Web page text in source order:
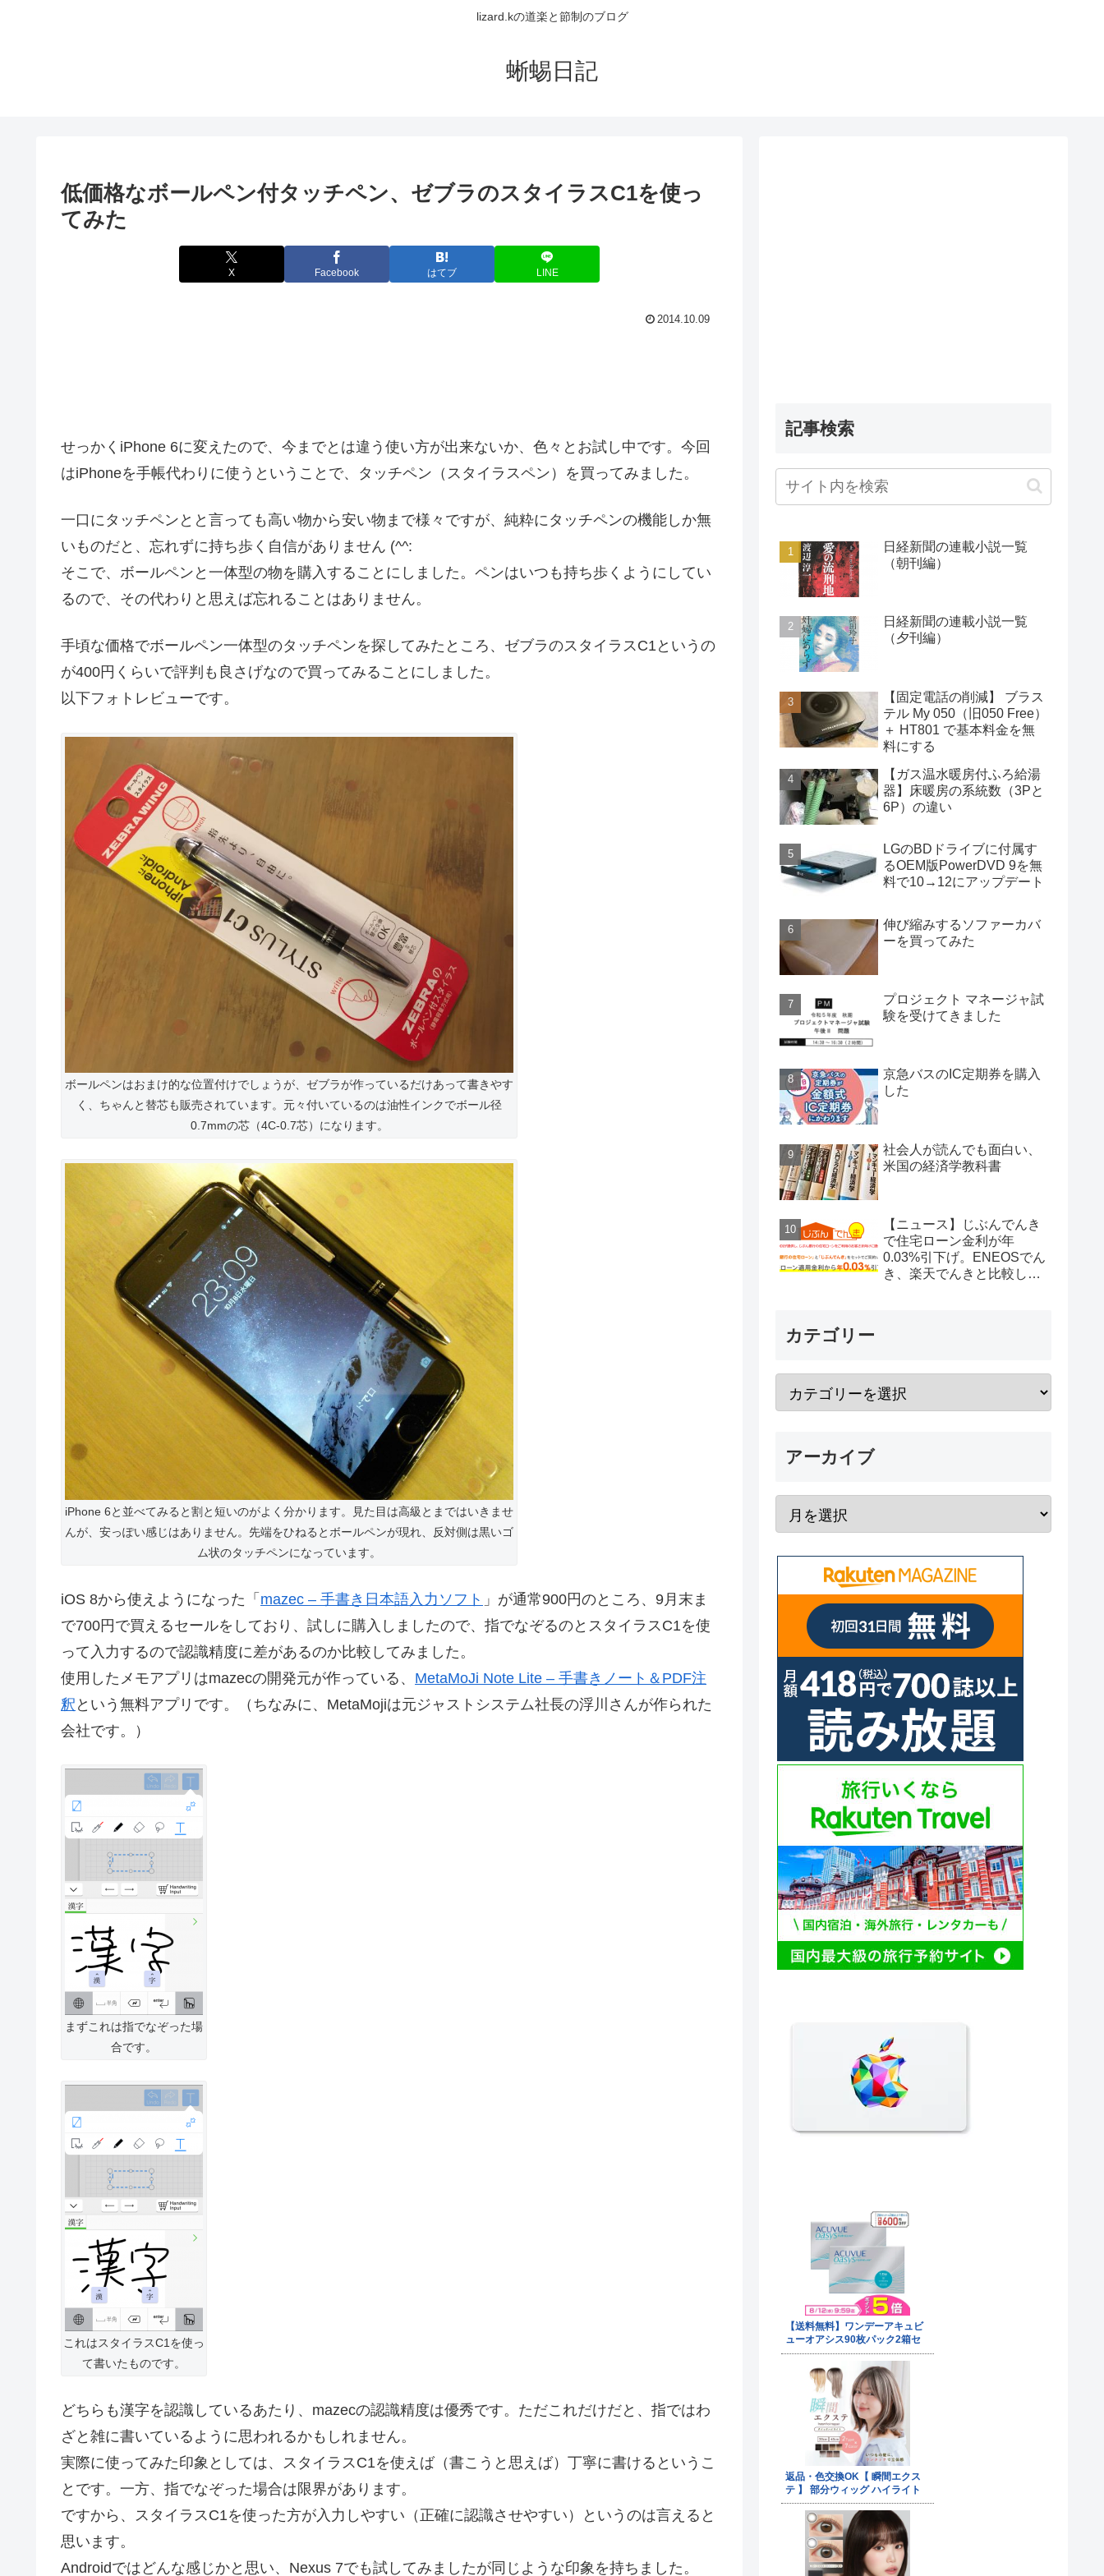
lizard.kの道楽と節制のブログ
蜥蜴日記
低価格なボールペン付タッチペン、ゼブラのスタイラスC1を使っ
てみた
X Facebook はてブ LINE
2014.10.09
せっかくiPhone 6に変えたので、今までとは違う使い方が出来ないか、色々とお試し中です。今回
はiPhoneを手帳代わりに使うということで、タッチペン（スタイラスペン）を買ってみました。
一口にタッチペンとと言っても高い物から安い物まで様々ですが、純粋にタッチペンの機能しか無
いものだと、忘れずに持ち歩く自信がありません (^^:
そこで、ボールペンと一体型の物を購入することにしました。ペンはいつも持ち歩くようにしてい
るので、その代わりと思えば忘れることはありません。
手頃な価格でボールペン一体型のタッチペンを探してみたところ、ゼブラのスタイラスC1というの
が400円くらいで評判も良さげなので買ってみることにしました。
以下フォトレビューです。
ボールペンはおまけ的な位置付けでしょうが、ゼブラが作っているだけあって書きやす
く、ちゃんと替芯も販売されています。元々付いているのは油性インクでボール径
0.7mmの芯（4C-0.7芯）になります。
iPhone 6と並べてみると割と短いのがよく分かります。見た目は高級とまではいきませ
んが、安っぽい感じはありません。先端をひねるとボールペンが現れ、反対側は黒いゴ
ム状のタッチペンになっています。
iOS 8から使えようになった「 mazec – 手書き日本語入力ソフト 」が通常900円のところ、9月末ま
で700円で買えるセールをしており、試しに購入しましたので、指でなぞるのとスタイラスC1を使
って入力するので認識精度に差があるのか比較してみました。
使用したメモアプリはmazecの開発元が作っている、 MetaMoJi Note Lite – 手書きノート＆PDF注
釈 という無料アプリです。（ちなみに、MetaMojiは元ジャストシステム社長の浮川さんが作られた
会社です。）
まずこれは指でなぞった場
合です。
これはスタイラスC1を使っ
て書いたものです。
どちらも漢字を認識しているあたり、mazecの認識精度は優秀です。ただこれだけだと、指ではわ
ざと雑に書いているように思われるかもしれません。
実際に使ってみた印象としては、スタイラスC1を使えば（書こうと思えば）丁寧に書けるというこ
とです。一方、指でなぞった場合は限界があります。
ですから、スタイラスC1を使った方が入力しやすい（正確に認識させやすい）というのは言えると
思います。
Androidではどんな感じかと思い、Nexus 7でも試してみましたが同じような印象を持ちました。
記事検索
日経新聞の連載小説一覧
（朝刊編）
日経新聞の連載小説一覧
（夕刊編）
【固定電話の削減】 ブラス
テル My 050（旧050 Free）
＋ HT801 で基本料金を無
料にする
【ガス温水暖房付ふろ給湯
器】床暖房の系統数（3Pと
6P）の違い
LGのBDドライブに付属す
るOEM版PowerDVD 9を無
料で10→12にアップデート
伸び縮みするソファーカバ
ーを買ってみた
プロジェクト マネージャ試
験を受けてきました
京急バスのIC定期券を購入
した
社会人が読んでも面白い、
米国の経済学教科書
【ニュース】じぶんでんき
で住宅ローン金利が年
0.03%引下げ。ENEOSでん
き、楽天でんきと比較して
カテゴリー
アーカイブ